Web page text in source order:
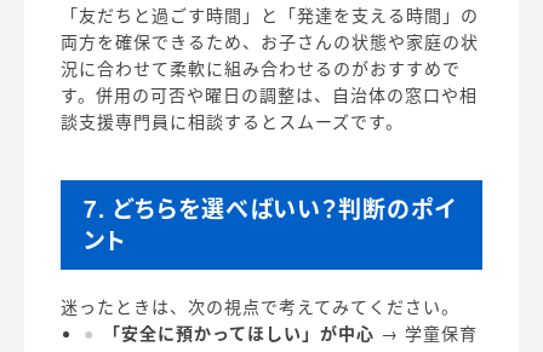
「友だちと過ごす時間」と「発達を支える時間」の
両方を確保できるため、お子さんの状態や家庭の状
況に合わせて柔軟に組み合わせるのがおすすめで
す。併用の可否や曜日の調整は、自治体の窓口や相
談支援専門員に相談するとスムーズです。
7. どちらを選べばいい？判断のポイ
ント
迷ったときは、次の視点で考えてみてください。
「安全に預かってほしい」が中心 → 学童保育